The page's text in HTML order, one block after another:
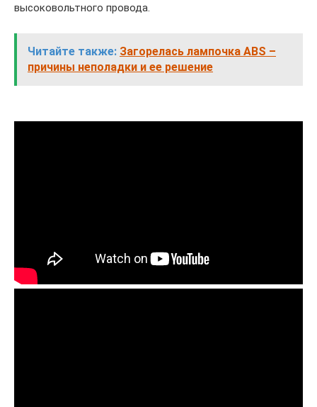
высоковольтного провода.
Читайте также: Загорелась лампочка ABS –
причины неполадки и ее решение